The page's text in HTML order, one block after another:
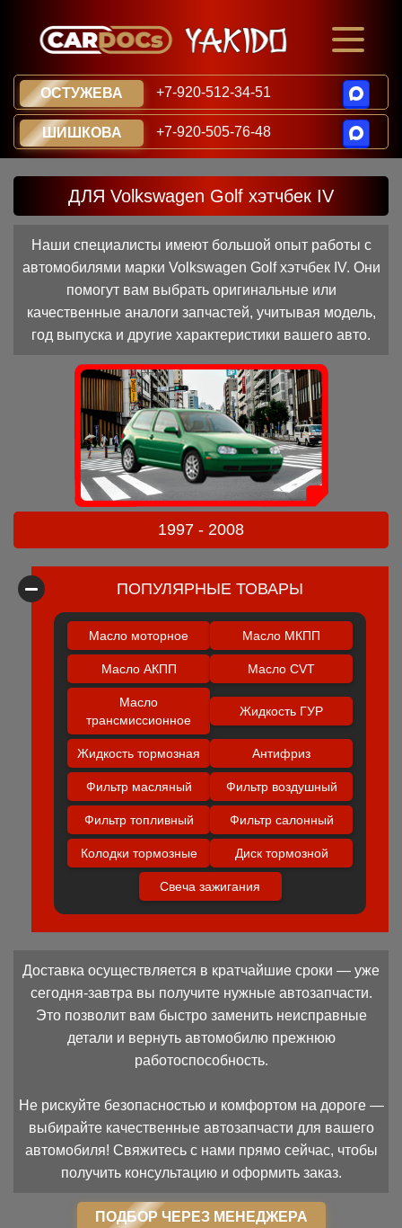
ОСТУЖЕВА +7-920-512-34-51
ШИШКОВА +7-920-505-76-48
ДЛЯ Volkswagen Golf хэтчбек IV
Наши специалисты имеют большой опыт работы с
автомобилями марки Volkswagen Golf хэтчбек IV. Они
помогут вам выбрать оригинальные или
качественные аналоги запчастей, учитывая модель,
год выпуска и другие характеристики вашего авто.
1997 - 2008
ПОПУЛЯРНЫЕ ТОВАРЫ
Масло моторное Масло МКПП
Масло АКПП Масло CVT
Масло
трансмиссионное
Жидкость ГУР
Жидкость тормозная Антифриз
Фильтр масляный Фильтр воздушный
Фильтр топливный Фильтр салонный
Колодки тормозные Диск тормозной
Свеча зажигания
Доставка осуществляется в кратчайшие сроки — уже
сегодня-завтра вы получите нужные автозапчасти.
Это позволит вам быстро заменить неисправные
детали и вернуть автомобилю прежнюю
работоспособность.
Не рискуйте безопасностью и комфортом на дороге —
выбирайте качественные автозапчасти для вашего
автомобиля! Свяжитесь с нами прямо сейчас, чтобы
получить консультацию и оформить заказ.
ПОДБОР ЧЕРЕЗ МЕНЕДЖЕРА